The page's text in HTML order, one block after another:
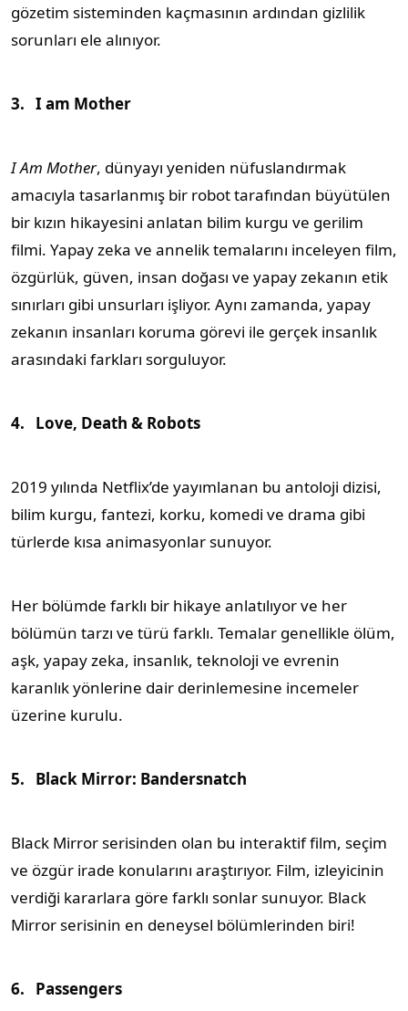
gözetim sisteminden kaçmasının ardından gizlilik
sorunları ele alınıyor.
3. I am Mother
I Am Mother, dünyayı yeniden nüfuslandırmak
amacıyla tasarlanmış bir robot tarafından büyütülen
bir kızın hikayesini anlatan bilim kurgu ve gerilim
filmi. Yapay zeka ve annelik temalarını inceleyen film,
özgürlük, güven, insan doğası ve yapay zekanın etik
sınırları gibi unsurları işliyor. Aynı zamanda, yapay
zekanın insanları koruma görevi ile gerçek insanlık
arasındaki farkları sorguluyor.
4. Love, Death & Robots
2019 yılında Netflix’de yayımlanan bu antoloji dizisi,
bilim kurgu, fantezi, korku, komedi ve drama gibi
türlerde kısa animasyonlar sunuyor.
Her bölümde farklı bir hikaye anlatılıyor ve her
bölümün tarzı ve türü farklı. Temalar genellikle ölüm,
aşk, yapay zeka, insanlık, teknoloji ve evrenin
karanlık yönlerine dair derinlemesine incemeler
üzerine kurulu.
5. Black Mirror: Bandersnatch
Black Mirror serisinden olan bu interaktif film, seçim
ve özgür irade konularını araştırıyor. Film, izleyicinin
verdiği kararlara göre farklı sonlar sunuyor. Black
Mirror serisinin en deneysel bölümlerinden biri!
6. Passengers